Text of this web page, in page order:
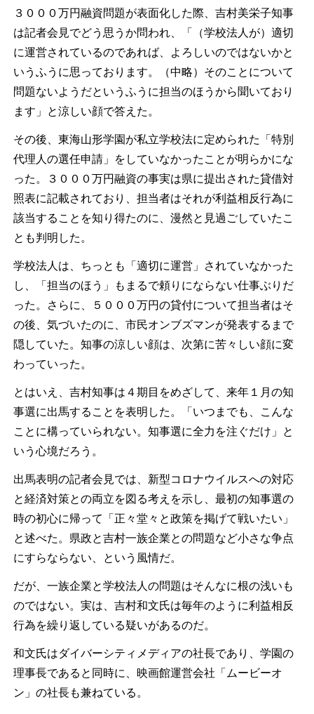
３０００万円融資問題が表面化した際、吉村美栄子知事
は記者会見でどう思うか問われ、「（学校法人が）適切
に運営されているのであれば、よろしいのではないかと
いうふうに思っております。（中略）そのことについて
問題ないようだというふうに担当のほうから聞いており
ます」と涼しい顔で答えた。
その後、東海山形学園が私立学校法に定められた「特別
代理人の選任申請」をしていなかったことが明らかにな
った。３０００万円融資の事実は県に提出された貸借対
照表に記載されており、担当者はそれが利益相反行為に
該当することを知り得たのに、漫然と見過ごしていたこ
とも判明した。
学校法人は、ちっとも「適切に運営」されていなかった
し、「担当のほう」もまるで頼りにならない仕事ぶりだ
った。さらに、５０００万円の貸付について担当者はそ
の後、気づいたのに、市民オンブズマンが発表するまで
隠していた。知事の涼しい顔は、次第に苦々しい顔に変
わっていった。
とはいえ、吉村知事は４期目をめざして、来年１月の知
事選に出馬することを表明した。「いつまでも、こんな
ことに構っていられない。知事選に全力を注ぐだけ」と
いう心境だろう。
出馬表明の記者会見では、新型コロナウイルスへの対応
と経済対策との両立を図る考えを示し、最初の知事選の
時の初心に帰って「正々堂々と政策を掲げて戦いたい」
と述べた。県政と吉村一族企業との問題など小さな争点
にすらならない、という風情だ。
だが、一族企業と学校法人の問題はそんなに根の浅いも
のではない。実は、吉村和文氏は毎年のように利益相反
行為を繰り返している疑いがあるのだ。
和文氏はダイバーシティメディアの社長であり、学園の
理事長であると同時に、映画館運営会社「ムービーオ
ン」の社長も兼ねている。